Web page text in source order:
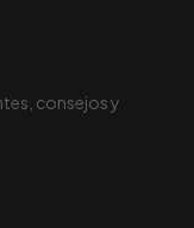
consejos y